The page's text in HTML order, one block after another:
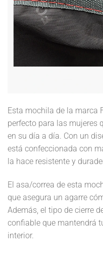
Esta mochila de la marca
perfecto para las mujeres
en su día a día. Con un
está confeccionada con
la hace resistente y
El asa/correa de esta
que asegura un agarre
Además, el tipo de cierre
confiable que mantendrá
interior.